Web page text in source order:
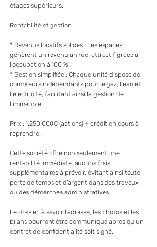
étages supérieurs.
Rentabilité et gestion :
* Revenus locatifs solides : Les espaces
génèrent un revenu annuel attractif grâce à
l’occupation à 100 %.
* Gestion simplifiée : Chaque unité dispose de
compteurs indépendants pour le gaz, l'eau et
l'électricité, facilitant ainsi la gestion de
l'immeuble.
Prix : 1.250.000€ (actions) + crédit en cours à
reprendre.
Cette société offre non seulement une
rentabilité immédiate, aucuns frais
supplémentaires à prévoir, évitant ainsi toute
perte de temps et d’argent dans des travaux
ou des démarches administratives.
Le dossier, à savoir l’adresse, les photos et les
bilans pourront être communiqué après qu’un
contrat de confidentialité soit signé.